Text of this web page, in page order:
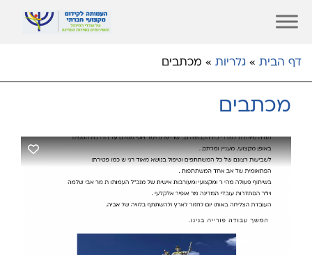
דף הבית » גלריות » מכתבים
מכתבים